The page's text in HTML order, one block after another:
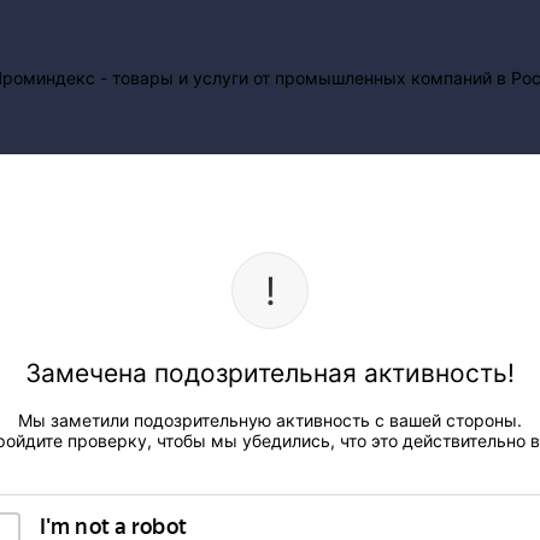
Замечена подозрительная активность!
Мы заметили подозрительную активность с вашей стороны.
проверку, чтобы мы убедились, что это действительно